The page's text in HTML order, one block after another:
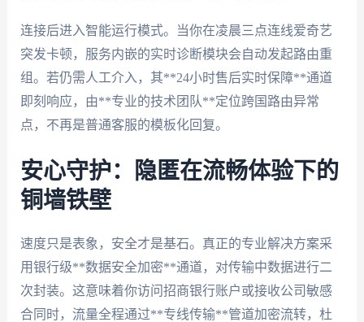
连接后进入智能运行模式。当你在凌晨三点连线爱奇艺
突发卡顿，服务内嵌的实时诊断模块会自动发起路由重
组。若仍需人工介入，其**24小时售后实时保障**通道
即刻响应，由**专业的技术团队**定位跨国路由异常
点，不再是普通客服的模板化回复。
安心守护：隐匿在流畅体验下的
铜墙铁壁
速度只是表象，安全才是基石。真正的专业解决方案采
用银行级**数据安全加密**通道，对传输中数据进行二
次封装。这意味着你访问招商银行账户或接收公司敏感
合同时，流量全程通过**专线传输**管道加密流转，杜